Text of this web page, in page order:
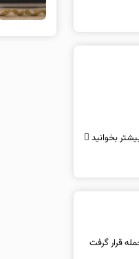
بخوانید
قرار گرفت